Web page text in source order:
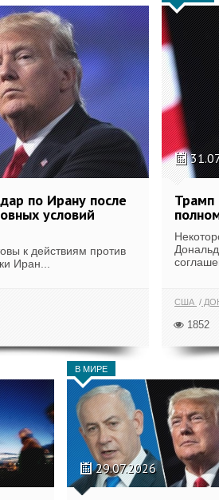
по Ирану после
условий
к действиям против
Иран...
Трамп
США
1852
В МИРЕ
29.07.2026